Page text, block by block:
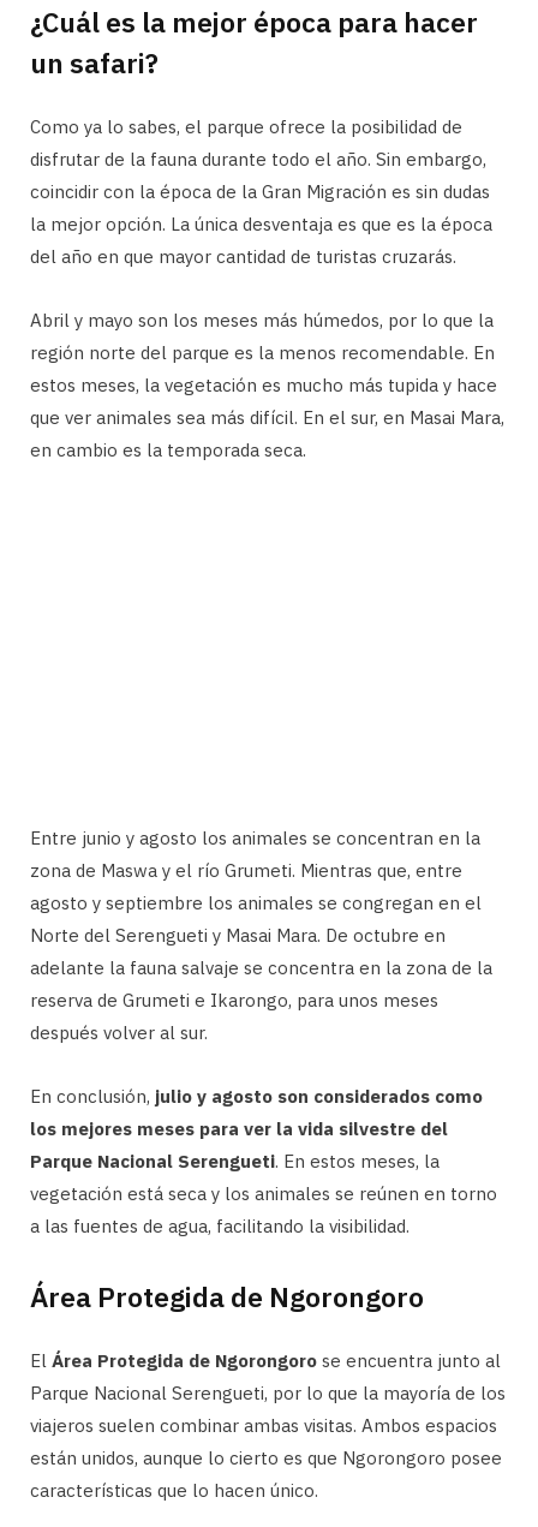
¿Cuál es la mejor época para hacer
un safari?
Como ya lo sabes, el parque ofrece la posibilidad de
disfrutar de la fauna durante todo el año. Sin embargo,
coincidir con la época de la Gran Migración es sin dudas
la mejor opción. La única desventaja es que es la época
del año en que mayor cantidad de turistas cruzarás.
Abril y mayo son los meses más húmedos, por lo que la
región norte del parque es la menos recomendable. En
estos meses, la vegetación es mucho más tupida y hace
que ver animales sea más difícil. En el sur, en Masai Mara,
en cambio es la temporada seca.
Entre junio y agosto los animales se concentran en la
zona de Maswa y el río Grumeti. Mientras que, entre
agosto y septiembre los animales se congregan en el
Norte del Serengueti y Masai Mara. De octubre en
adelante la fauna salvaje se concentra en la zona de la
reserva de Grumeti e Ikarongo, para unos meses
después volver al sur.
En conclusión, julio y agosto son considerados como
los mejores meses para ver la vida silvestre del
Parque Nacional Serengueti. En estos meses, la
vegetación está seca y los animales se reúnen en torno
a las fuentes de agua, facilitando la visibilidad.
Área Protegida de Ngorongoro
El Área Protegida de Ngorongoro se encuentra junto al
Parque Nacional Serengueti, por lo que la mayoría de los
viajeros suelen combinar ambas visitas. Ambos espacios
están unidos, aunque lo cierto es que Ngorongoro posee
características que lo hacen único.